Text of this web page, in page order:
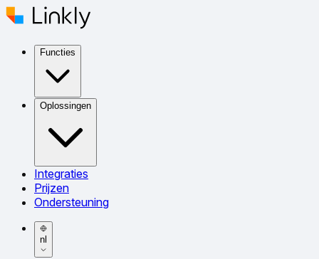
Functies
Oplossingen
Integraties
Prijzen
Ondersteuning
nl